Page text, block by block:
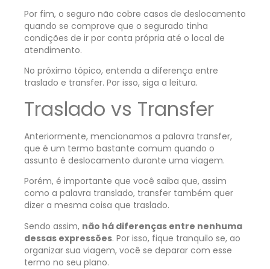
Por fim, o seguro não cobre casos de deslocamento
quando se comprove que o segurado tinha
condições de ir por conta própria até o local de
atendimento.
No próximo tópico, entenda a diferença entre
traslado e transfer. Por isso, siga a leitura.
Traslado vs Transfer
Anteriormente, mencionamos a palavra transfer,
que é um termo bastante comum quando o
assunto é deslocamento durante uma viagem.
Porém, é importante que você saiba que, assim
como a palavra translado, transfer também quer
dizer a mesma coisa que traslado.
Sendo assim, não há diferenças entre nenhuma
dessas expressões. Por isso, fique tranquilo se, ao
organizar sua viagem, você se deparar com esse
termo no seu plano.